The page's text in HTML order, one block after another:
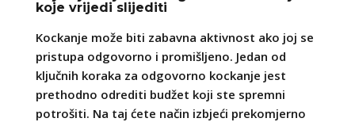
koje vrijedi slijediti
Kockanje može biti zabavna aktivnost ako joj se
pristupa odgovorno i promišljeno. Jedan od
ključnih koraka za odgovorno kockanje jest
prethodno odrediti budžet koji ste spremni
potrošiti. Na taj ćete način izbjeći prekomjerno